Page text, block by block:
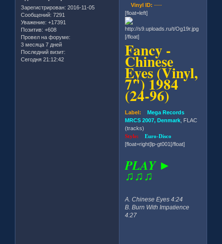
Зарегистрирован: 2016-11-05
Сообщений: 7291
Уважение: +17391
Позитив: +608
Провел на форуме:
3 месяца 7 дней
Последний визит:
Сегодня 21:12:42
Vinyl ID: ----
[float=left]
[/float]
Fancy -
Chinese
Eyes (Vinyl,
7'') 1984
(24-96)
Label: Mega Records
MRCS 2007, Denmark , FLAC
(tracks)
Style:Euro-Disco
[float=right]lp-gt001[/float]
PLAY ►
♫♫♫
A. Chinese Eyes 4:24
B. Burn With Impatience
4:27